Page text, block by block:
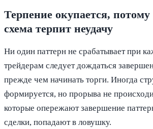
Терпение окупается, потому
схема терпит неудачу
Ни один паттерн не срабатывает при
трейдерам следует дождаться
прежде чем начинать торги. Иногда
формируется, но прорыва не
которые опережают завершение
сделки, попадают в ловушку.